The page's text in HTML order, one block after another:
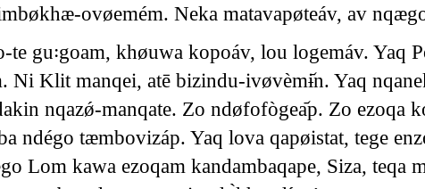
ovøemém. Neka matavapøteáv, av
gu꞉goam, khøuwa kopoáv, lou logemáv. Yaq
Ni Klit manqei, atē bizindu-ivøvèmɨ᷄n. Yaq
nqazǿ-manqate. Zo ndøfofògea᷄p. Zo ezoqa
ndégo tæmbovizáp. Yaq lova qapøistat, tege
Lom kawa ezoqam kandambaqape, Siza, teqa